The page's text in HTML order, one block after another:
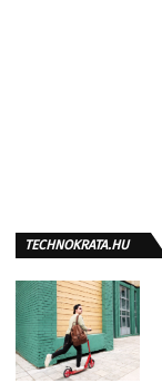
TECHNOKRATA.HU